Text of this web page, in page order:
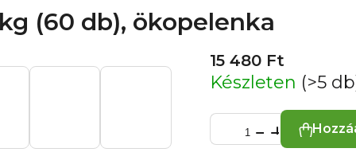
(60 db), ökopelenka
15 480 Ft
Készleten (>5